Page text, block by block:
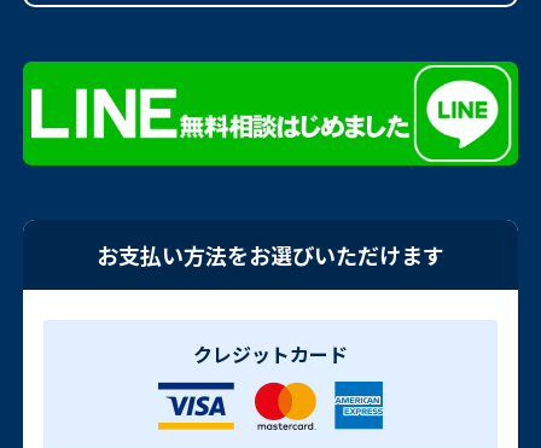
お支払い方法をお選びいただけます
クレジットカード